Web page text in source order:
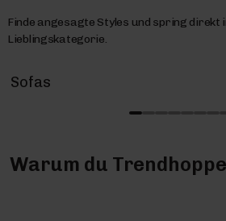
Finde angesagte Styles und spring direkt
Lieblingskategorie.
Sofas
Warum du